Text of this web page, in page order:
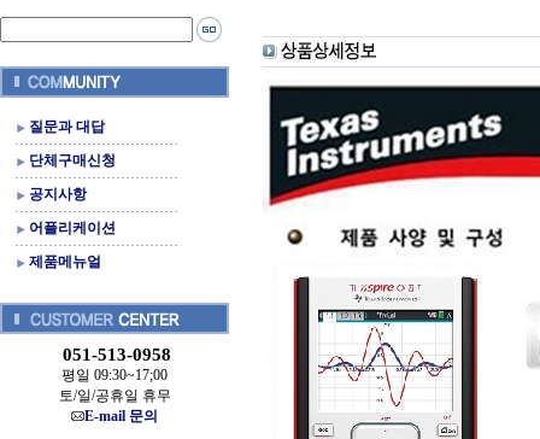
질문과 대답
단체구매신청
공지사항
어플리케이션
제품메뉴얼
051-513-0958
평일 09:30~17;00
토/일/공휴일 휴무
E-mail 문의